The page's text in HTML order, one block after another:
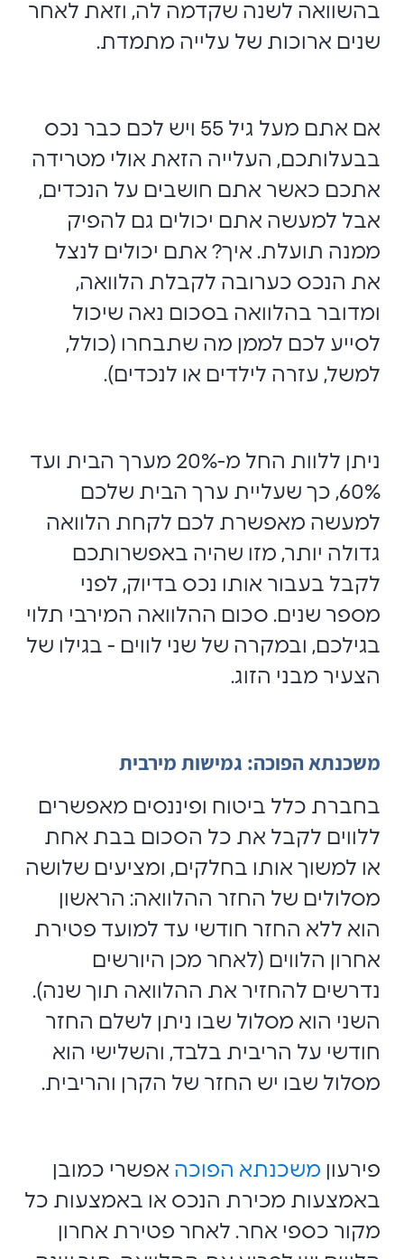
בהשוואה לשנה שקדמה לה, וזאת לאחר
שנים ארוכות של עלייה מתמדת.
אם אתם מעל גיל 55 ויש לכם כבר נכס
בבעלותכם, העלייה הזאת אולי מטרידה
אתכם כאשר אתם חושבים על הנכדים,
אבל למעשה אתם יכולים גם להפיק
ממנה תועלת. איך? אתם יכולים לנצל
את הנכס כערובה לקבלת הלוואה,
ומדובר בהלוואה בסכום נאה שיכול
לסייע לכם לממן מה שתבחרו (כולל,
למשל, עזרה לילדים או לנכדים).
ניתן ללוות החל מ-20% מערך הבית ועד
60%, כך שעליית ערך הבית שלכם
למעשה מאפשרת לכם לקחת הלוואה
גדולה יותר, מזו שהיה באפשרותכם
לקבל בעבור אותו נכס בדיוק, לפני
מספר שנים. סכום ההלוואה המירבי תלוי
בגילכם, ובמקרה של שני לווים - בגילו של
הצעיר מבני הזוג.
משכנתא הפוכה: גמישות מירבית
בחברת כלל ביטוח ופיננסים מאפשרים
ללווים לקבל את כל הסכום בבת אחת
או למשוך אותו בחלקים, ומציעים שלושה
מסלולים של החזר ההלוואה: הראשון
הוא ללא החזר חודשי עד למועד פטירת
אחרון הלווים (לאחר מכן היורשים
נדרשים להחזיר את ההלוואה תוך שנה).
השני הוא מסלול שבו ניתן לשלם החזר
חודשי על הריבית בלבד, והשלישי הוא
מסלול שבו יש החזר של הקרן והריבית.
פירעון משכנתא הפוכה אפשרי כמובן
באמצעות מכירת הנכס או באמצעות כל
מקור כספי אחר.לאחר פטירת אחרון